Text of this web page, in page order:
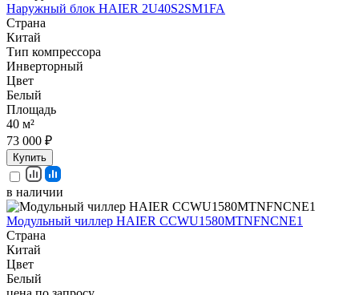
Наружный блок HAIER 2U40S2SM1FA
Страна
Китай
Тип компрессора
Инверторный
Цвет
Белый
Площадь
40 м²
73 000 ₽
Купить
в наличии
Модульный чиллер HAIER CCWU1580MTNFNCNE1
Страна
Китай
Цвет
Белый